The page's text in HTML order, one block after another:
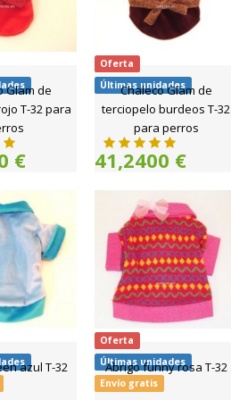
Glam de
T-32 para
€
Oferta
Últimas unidades
Chaleco Glam de
terciopelo burdeos T-32
para perros
41,2400 €
azul T-32
Oferta
Últimas unidades
Envío gratis
Abrigo funny rosa T-32